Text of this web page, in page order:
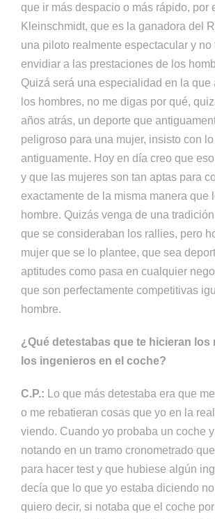
que ir más despacio o más rápido, por
Kleinschmidt, que es la ganadora del
una piloto realmente espectacular y no
envidiar a las prestaciones de los
Quizá será una especialidad en la que
los hombres, no me digas por qué,
años atrás, un deporte que
peligroso para una mujer, insisto con lo
antiguamente. Hoy en día creo que
y que las mujeres son tan aptas para
exactamente de la misma manera que
hombre. Quizás venga de una
que se consideraban los rallies, pero
mujer que se lo plantee, que sea
aptitudes como pasa en cualquier
que son perfectamente competitivas
hombre.
¿Qué detestabas que te hicieran los
los ingenieros en el coche?
C.P.: Lo que más detestaba era que
o me rebatieran cosas que yo en la
viendo. Cuando yo probaba un coche
notando en un tramo cronometrado
para hacer test y que hubiese algún
decía que lo que yo estaba diciendo
quiero decir, si notaba que el coche